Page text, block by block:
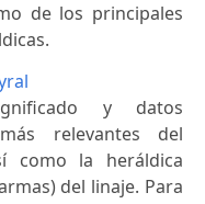
de los principales
y datos
relevantes del
como la heráldica
del linaje. Para